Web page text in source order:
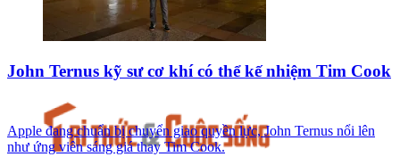
John Ternus kỹ sư cơ khí có thể kế nhiệm Tim Cook
Apple đang chuẩn bị chuyển giao quyền lực, John Ternus nổi lên
như ứng viên sáng giá thay Tim Cook.